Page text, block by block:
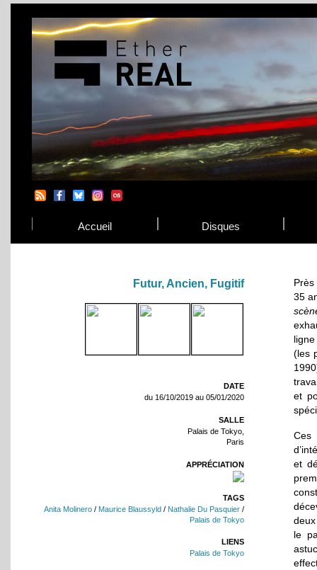
Accueil Disques
Futur, Ancien, Fugitif
DATE
du 16/10/2019 au 05/01/2020
SALLE
Palais de Tokyo,
Paris
APPRÉCIATION
TAGS
Anita Molinero / Maurice Blaussyld / Nathalie Du Pasquier /
Palais de Tokyo
LIENS
Palais de Tokyo
35
(les
et
Ces
et
le